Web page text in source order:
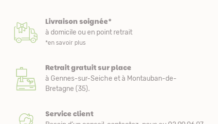
Livraison soignée*
à domicile ou en point retrait
*en savoir plus
Retrait gratuit sur place
à Gennes-sur-Seiche et à Montauban-de-
Bretagne (35).
Service client